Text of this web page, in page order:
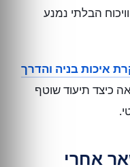
הבלתי נמנע
איכות בניה והדרך
כיצד תיעוד שוטף
אחרי